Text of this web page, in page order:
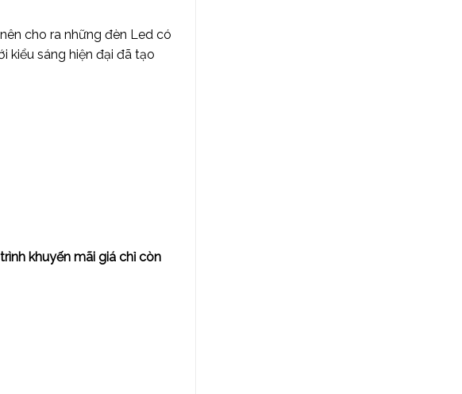
cho ra những đèn Led có
kiểu sáng hiện đại đã tạo
khuyến mãi giá chỉ còn